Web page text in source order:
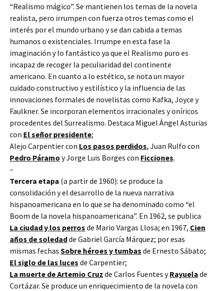
“Realismo mágico”. Se mantienen los temas de la novela
realista, pero irrumpen con fuerza otros temas como el
interés por el mundo urbano y se dan cabida a temas
humanos o existenciales. Irrumpe en esta fase la
imaginación y lo fantástico ya que el Realismo puro es
incapaz de recoger la peculiaridad del continente
americano. En cuanto a lo estético, se nota un mayor
cuidado constructivo y estilístico y la influencia de las
innovaciones formales de novelistas como Kafka, Joyce y
Faulkner. Se incorporan elementos irracionales y oníricos
procedentes del Surrealismo. Destaca Miguel Ángel Asturias
con El señor presidente;
Alejo Carpentier con Los pasos perdidos, Juan Rulfo con
Pedro Páramo y Jorge Luis Borges con Ficciones.
–
Tercera etapa (a partir de 1960): se produce la
consolidación y el desarrollo de la nueva narrativa
hispanoamericana en lo que se ha denominado como “el
Boom de la novela hispanoamericana”. En 1962, se publica
La ciudad y los perros de Mario Vargas Llosa; en 1967, Cien
años de soledadde Gabriel García Márquez; por esas
mismas fechas Sobre héroes y tumbas de Ernesto Sábato;
El siglo de las luces de Carpentier;
La muerte de Artemio Cruz de Carlos Fuentes yRayuela de
Cortázar. Se produce un enriquecimiento de la novela con